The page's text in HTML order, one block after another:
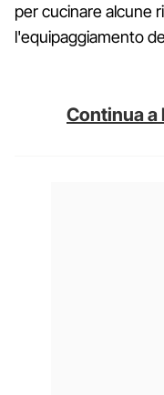
per cucinare alcune
l'equipaggiamento
Continua a